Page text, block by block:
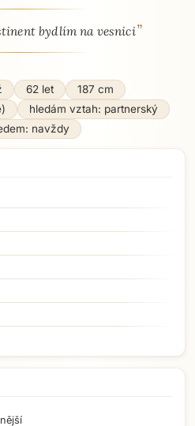
bydlím na vesnici”
62 let
187 cm
hledám vztah: partnerský
navždy